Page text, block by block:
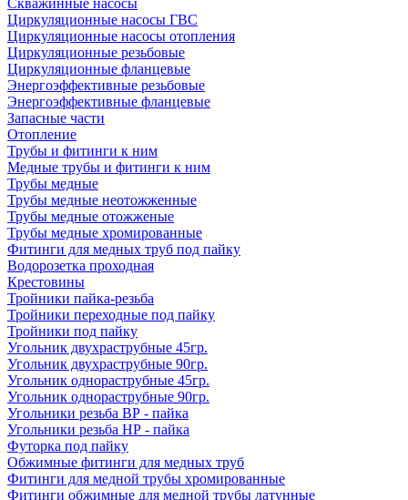
Циркуляционные насосы ГВС
Циркуляционные насосы отопления
Циркуляционные резьбовые
Циркуляционные фланцевые
Энергоэффективные резьбовые
Энергоэффективные фланцевые
Запасные части
Отопление
Трубы и фитинги к ним
Медные трубы и фитинги к ним
Трубы медные
Трубы медные неотожженные
Трубы медные отожженые
Трубы медные хромированные
Фитинги для медных труб под пайку
Водорозетка проходная
Крестовины
Тройники пайка-резьба
Тройники переходные под пайку
Тройники под пайку
Угольник двухраструбные 45гр.
Угольник двухраструбные 90гр.
Угольник однораструбные 45гр.
Угольник однораструбные 90гр.
Угольники резьба ВР - пайка
Угольники резьба НР - пайка
Футорка под пайку
Обжимные фитинги для медных труб
Фитинги для медной трубы хромированные
Фитинги обжимные для медной трубы латунные